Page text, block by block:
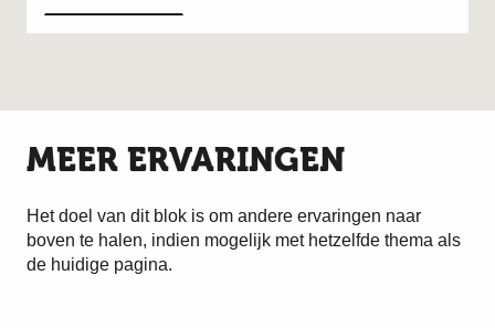
MEER ERVARINGEN
Het doel van dit blok is om andere ervaringen naar
boven te halen, indien mogelijk met hetzelfde thema als
de huidige pagina.